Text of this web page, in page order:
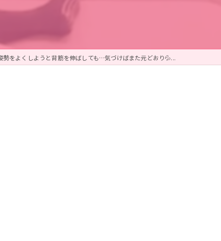
勢をよくしようと背筋を伸ばしても…気づけばまた元どおり💦...